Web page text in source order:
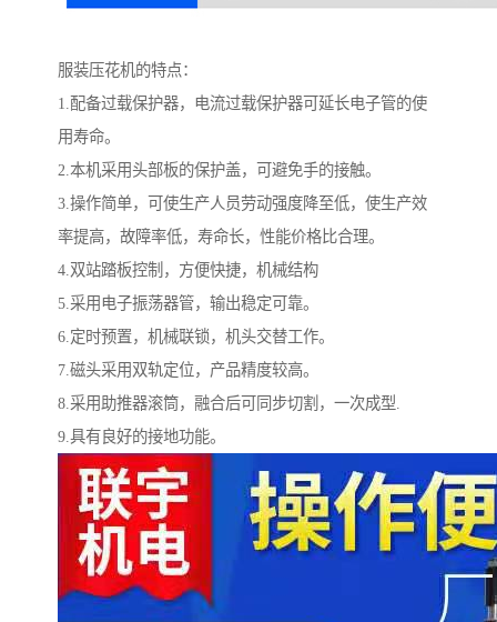
服装压花机的特点：
1.配备过载保护器，电流过载保护器可延长电子管的使
用寿命。
2.本机采用头部板的保护盖，可避免手的接触。
3.操作简单，可使生产人员劳动强度降至低，使生产效
率提高，故障率低，寿命长，性能价格比合理。
4.双站踏板控制，方便快捷，机械结构
5.采用电子振荡器管，输出稳定可靠。
6.定时预置，机械联锁，机头交替工作。
7.磁头采用双轨定位，产品精度较高。
8.采用助推器滚筒，融合后可同步切割，一次成型.
9.具有良好的接地功能。